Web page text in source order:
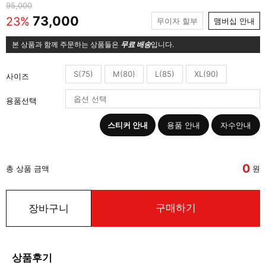
95,000
23% 73,000 무이자 할부 맴버십 안내
본 상품과 함께 주문하는 상품들은 무료 배송입니다.
사이즈 S(75) M(80) L(85) XL(90)
용품선택
스티커 안내 용품 안내 자수안내
총 상품 금액 0 원
장바구니 구매하기
상품후기